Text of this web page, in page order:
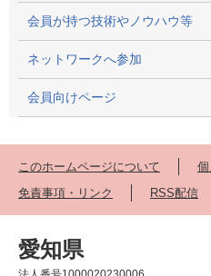
会員が持つ技術やノウハウ等
ネットワークへ参加
会員向けページ
このホームページについて
免責事項・リンク
RSS配信
愛知県